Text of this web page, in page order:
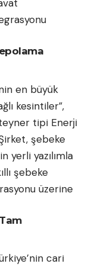
en büyük
kesintiler”,
tipi Enerji
şebeke
yerli yazılımla
şebeke
üzerine
cari